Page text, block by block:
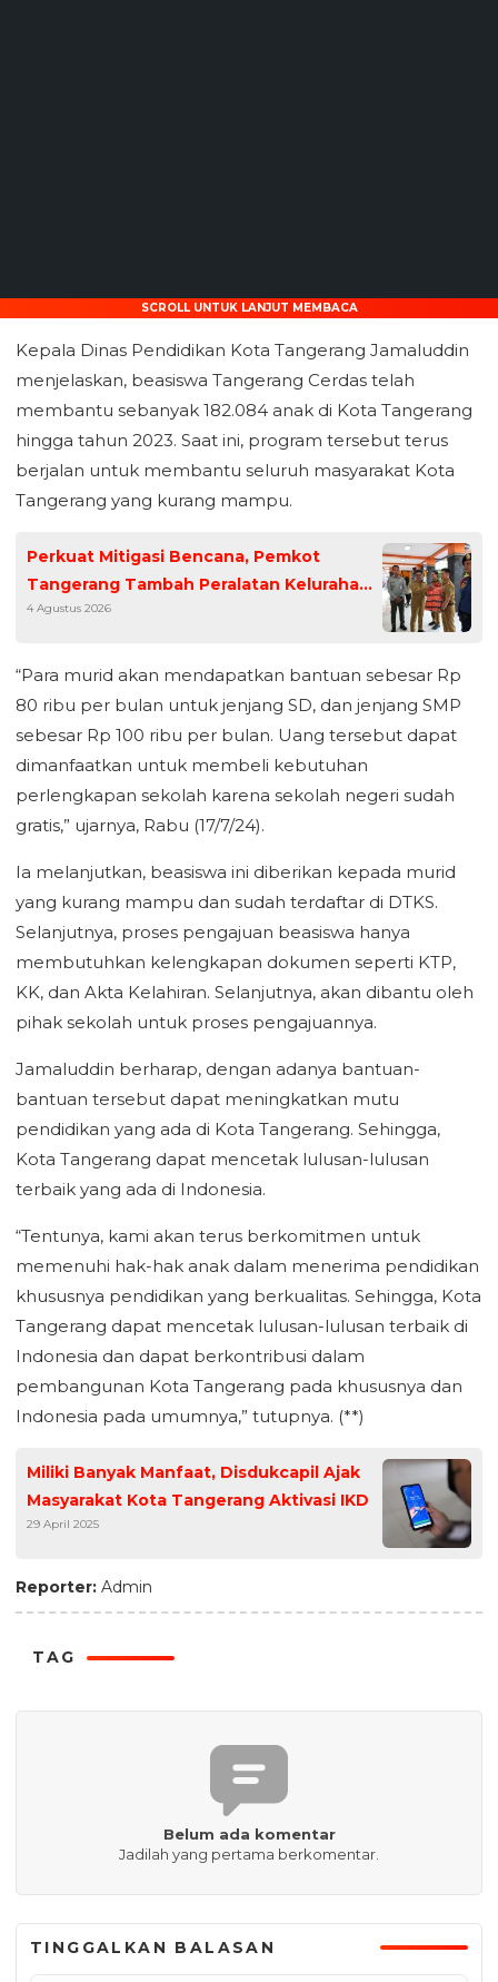
SCROLL UNTUK LANJUT MEMBACA
Kepala Dinas Pendidikan Kota Tangerang Jamaluddin
menjelaskan, beasiswa Tangerang Cerdas telah
membantu sebanyak 182.084 anak di Kota Tangerang
hingga tahun 2023. Saat ini, program tersebut terus
berjalan untuk membantu seluruh masyarakat Kota
Tangerang yang kurang mampu.
Perkuat Mitigasi Bencana, Pemkot
Tangerang Tambah Peralatan Kelurahan
Siaga Bencana
4 Agustus 2026
“Para murid akan mendapatkan bantuan sebesar Rp
80 ribu per bulan untuk jenjang SD, dan jenjang SMP
sebesar Rp 100 ribu per bulan. Uang tersebut dapat
dimanfaatkan untuk membeli kebutuhan
perlengkapan sekolah karena sekolah negeri sudah
gratis,” ujarnya, Rabu (17/7/24).
Ia melanjutkan, beasiswa ini diberikan kepada murid
yang kurang mampu dan sudah terdaftar di DTKS.
Selanjutnya, proses pengajuan beasiswa hanya
membutuhkan kelengkapan dokumen seperti KTP,
KK, dan Akta Kelahiran. Selanjutnya, akan dibantu oleh
pihak sekolah untuk proses pengajuannya.
Jamaluddin berharap, dengan adanya bantuan-
bantuan tersebut dapat meningkatkan mutu
pendidikan yang ada di Kota Tangerang. Sehingga,
Kota Tangerang dapat mencetak lulusan-lulusan
terbaik yang ada di Indonesia.
“Tentunya, kami akan terus berkomitmen untuk
memenuhi hak-hak anak dalam menerima pendidikan
khususnya pendidikan yang berkualitas. Sehingga, Kota
Tangerang dapat mencetak lulusan-lulusan terbaik di
Indonesia dan dapat berkontribusi dalam
pembangunan Kota Tangerang pada khususnya dan
Indonesia pada umumnya,” tutupnya. (**)
Miliki Banyak Manfaat, Disdukcapil Ajak
Masyarakat Kota Tangerang Aktivasi IKD
29 April 2025
Reporter: Admin
TAG
Belum ada komentar
Jadilah yang pertama berkomentar.
TINGGALKAN BALASAN